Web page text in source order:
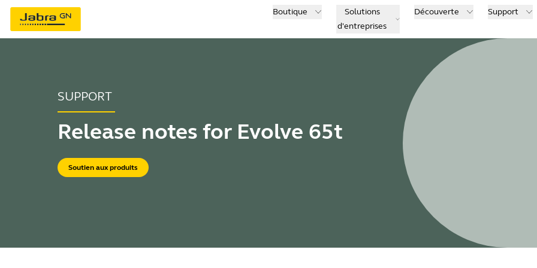
Boutique
Solutions
d'entreprises
Découverte Support
SUPPORT
Release notes for Evolve 65t
Soutien aux produits